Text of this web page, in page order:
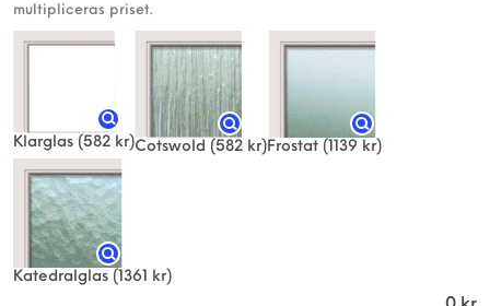
multipliceras priset.
Klarglas (582 kr)Cotswold (582 kr)Frostat (1139 kr)
Katedralglas (1361 kr)